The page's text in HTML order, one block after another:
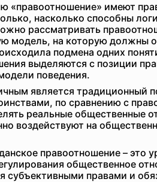
«правоотношение» имеют
насколько способны
рассматривать
модель, на которую должны
подмена одних
выделяются с позиции
поведения.
является традиционный
по сравнению с
реальные общественные
воздействуют на
правоотношение – это
общественное
субъективными правами и